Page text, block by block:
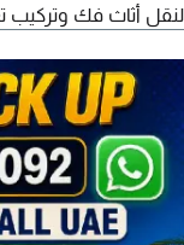
لنقل أثاث فك وتركيب